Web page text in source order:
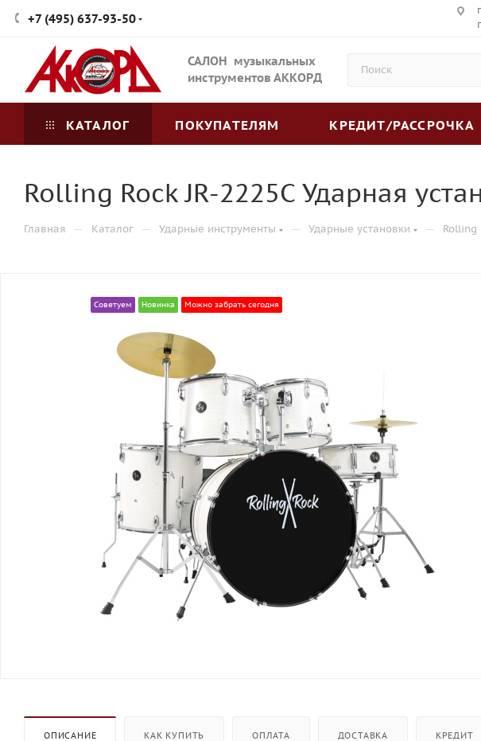
+7 (495) 637-93-50
САЛОН музыкальных
инструментов АККОРД
КАТАЛОГ ПОКУПАТЕЛЯМ КРЕДИТ/РАССРОЧКА
Rolling Rock JR-2225C Ударная
Главная — Каталог — Ударные инструменты — Ударные установки — Rolling
Советуем Новинка Можно забрать сегодня
ОПИСАНИЕ КАК КУПИТЬ ОПЛАТА ДОСТАВКА КРЕДИТ